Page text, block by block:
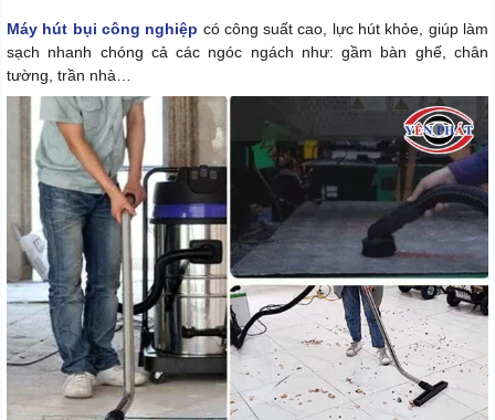
Máy hút bụi công nghiệp có công suất cao, lực hút khỏe, giúp làm
sạch nhanh chóng cả các ngóc ngách như: gầm bàn ghế, chân
tường, trần nhà…